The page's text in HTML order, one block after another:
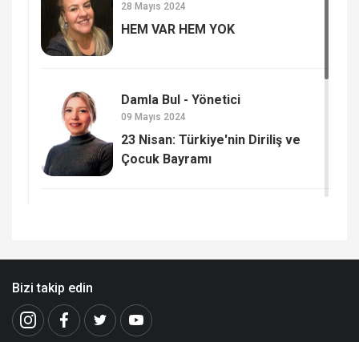
28 Mayıs 2024
HEM VAR HEM YOK
Damla Bul - Yönetici
09 Mayıs 2024
23 Nisan: Türkiye'nin Diriliş ve
Çocuk Bayramı
Bizi takip edin